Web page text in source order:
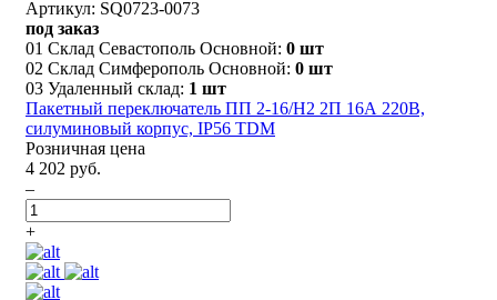
Артикул: SQ0723-0073
под заказ
01 Склад Севастополь Основной: 0 шт
02 Склад Симферополь Основной: 0 шт
03 Удаленный склад: 1 шт
Пакетный переключатель ПП 2-16/Н2 2П 16А 220В,
силуминовый корпус, IP56 TDM
Розничная цена
4 202 руб.
–
+